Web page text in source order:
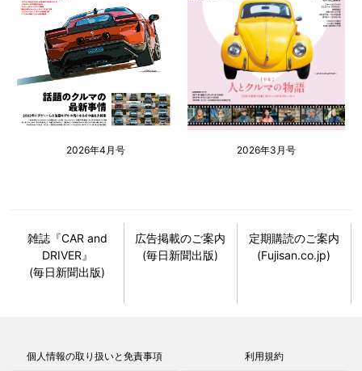
2026年4月号 2026年3月号
雑誌『CAR and
DRIVER』
(毎日新聞出版)
広告掲載のご案内
(毎日新聞出版)
定期購読のご案内
(Fujisan.co.jp)
個人情報の取り扱いと免責事項 利用規約